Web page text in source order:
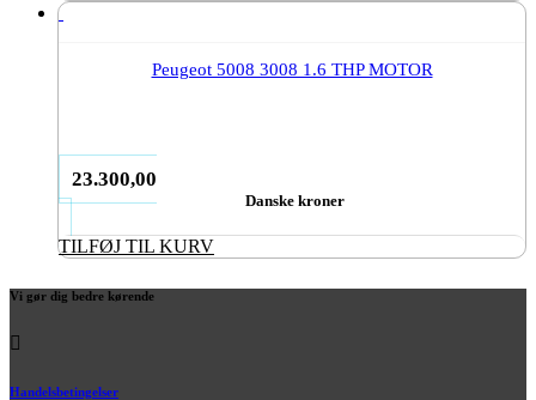
Peugeot 5008 3008 1.6 THP MOTOR
23.300,00
Danske kroner
TILFØJ TIL KURV
Vi gør dig bedre kørende
Handelsbetingelser